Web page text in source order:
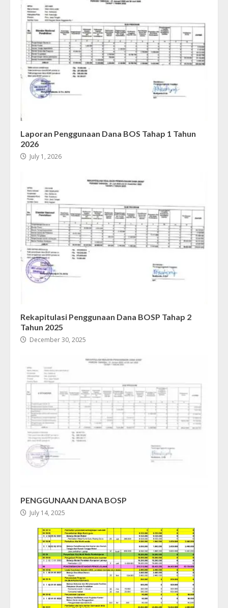
Laporan Penggunaan Dana BOS Tahap 1 Tahun
2026
July 1, 2026
Rekapitulasi Penggunaan Dana BOSP Tahap 2
Tahun 2025
December 30, 2025
PENGGUNAAN DANA BOSP
July 14, 2025